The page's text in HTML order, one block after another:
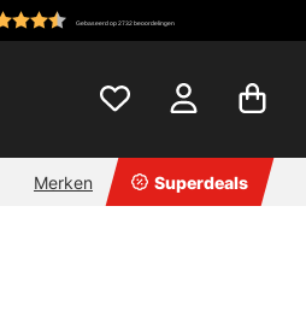
Gebaseerd op 2732 beoordelingen
Merken Superdeals